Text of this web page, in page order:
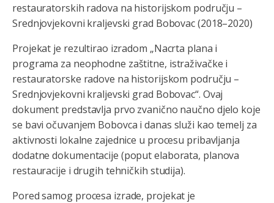
restauratorskih radova na historijskom području –
Srednjovjekovni kraljevski grad Bobovac (2018–2020)
Projekat je rezultirao izradom „Nacrta plana i
programa za neophodne zaštitne, istraživačke i
restauratorske radove na historijskom području –
Srednjovjekovni kraljevski grad Bobovac“. Ovaj
dokument predstavlja prvo zvanično naučno djelo koje
se bavi očuvanjem Bobovca i danas služi kao temelj za
aktivnosti lokalne zajednice u procesu pribavljanja
dodatne dokumentacije (poput elaborata, planova
restauracije i drugih tehničkih studija).
Pored samog procesa izrade, projekat je